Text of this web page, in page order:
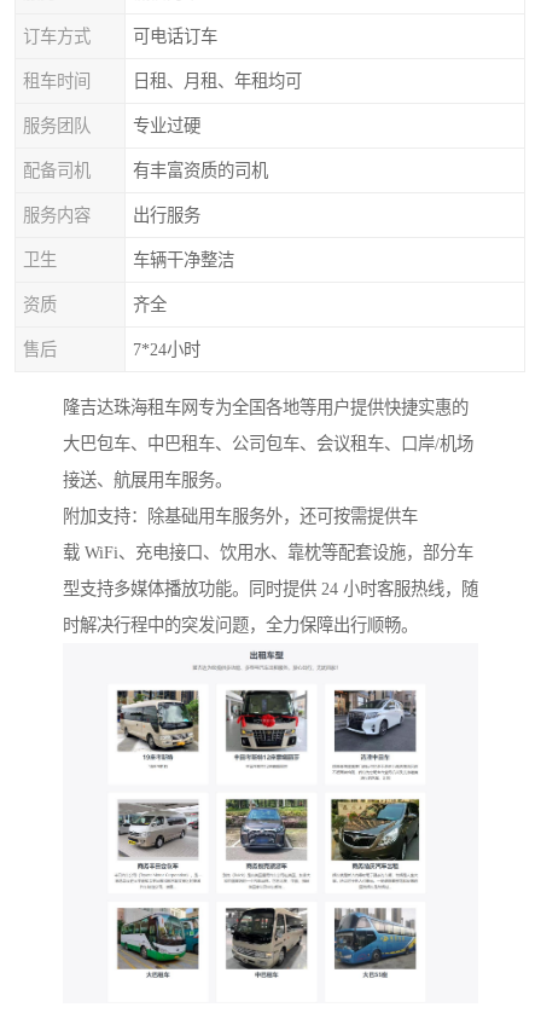
订车方式 可电话订车
租车时间 日租、月租、年租均可
服务团队 专业过硬
配备司机 有丰富资质的司机
服务内容 出行服务
卫生 车辆干净整洁
资质 齐全
售后 7*24小时
隆吉达珠海租车网专为全国各地等用户提供快捷实惠的
大巴包车、中巴租车、公司包车、会议租车、口岸/机场
接送、航展用车服务。
附加支持：除基础用车服务外，还可按需提供车
载 WiFi、充电接口、饮用水、靠枕等配套设施，部分车
型支持多媒体播放功能。同时提供 24 小时客服热线，随
时解决行程中的突发问题，全力保障出行顺畅。